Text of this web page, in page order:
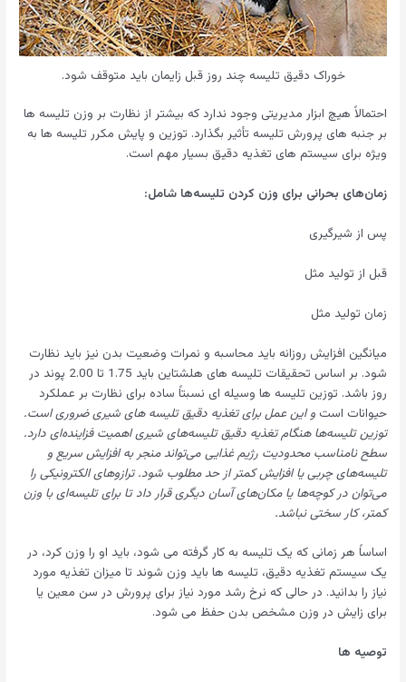
خوراک دقیق تلیسه چند روز قبل زایمان باید متوقف شود.
احتمالاً هیچ ابزار مدیریتی وجود ندارد که بیشتر از نظارت بر وزن تلیسه ها
بر جنبه های پرورش تلیسه تأثیر بگذارد. توزین و پایش مکرر تلیسه ها به
ویژه برای سیستم های تغذیه دقیق بسیار مهم است.
زمان‌های بحرانی برای وزن ‌کردن تلیسه‌ها شامل:
پس از شیرگیری
قبل از تولید مثل
زمان تولید مثل
میانگین افزایش روزانه باید محاسبه و نمرات وضعیت بدن نیز باید نظارت
شود. بر اساس تحقیقات تلیسه های هلشتاین باید 1.75 تا 2.00 پوند در
روز باشد. توزین تلیسه ها وسیله ای نسبتاً ساده برای نظارت بر عملکرد
حیوانات استو این عمل برای تغذیه دقیق تلیسه های شیری ضروری است.
توزین تلیسه‌ها هنگام تغذیه دقیق تلیسه‌های شیری اهمیت فزاینده‌ای دارد.
سطح نامناسب محدودیت رژیم غذایی می‌تواند منجر به افزایش سریع و
تلیسه‌های چربی یا افزایش کمتر از حد مطلوب شود. ترازوهای الکترونیکی را
می‌توان در کوچه‌ها یا مکان‌های آسان دیگری قرار داد تا برای تلیسه‌ای با وزن
کمتر، کار سختی نباشد.
اساساً هر زمانی که یک تلیسه به کار گرفته می شود، باید او را وزن کرد، در
یک سیستم تغذیه دقیق، تلیسه ها باید وزن شوند تا میزان تغذیه مورد
نیاز را بدانید. در حالی که نرخ رشد مورد نیاز برای پرورش در سن معین یا
برای زایش در وزن مشخص بدن حفظ می شود.
توصیه ها